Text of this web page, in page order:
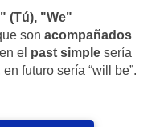
(Tú), "We"
son acompañados
el past simple sería
futuro sería “will be”.